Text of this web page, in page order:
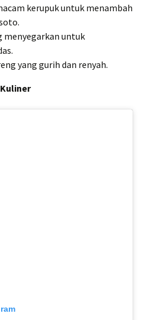
kerupuk untuk menambah
menyegarkan untuk
yang gurih dan renyah.